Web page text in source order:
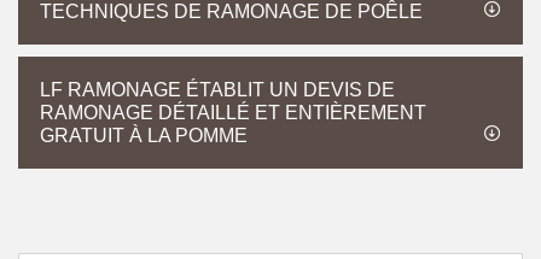
TECHNIQUES DE RAMONAGE DE POÊLE
LF RAMONAGE ÉTABLIT UN DEVIS DE
RAMONAGE DÉTAILLÉ ET ENTIÈREMENT
GRATUIT À LA POMME